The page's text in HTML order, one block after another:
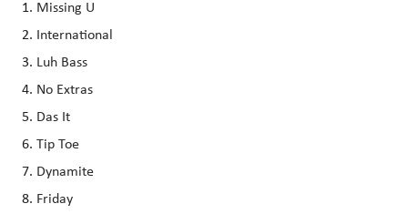
Missing U
International
Luh Bass
No Extras
Das It
Tip Toe
Dynamite
Friday